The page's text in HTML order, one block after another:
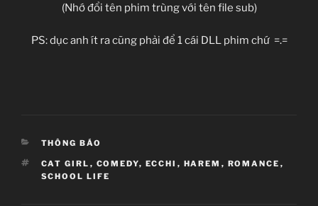
(Nhớ đổi tên phim trùng với tên file sub)
PS: dục anh ít ra cũng phải để 1 cái DLL phim chứ =.=
CATEGORIES
THÔNG BÁO
TAGS
CAT GIRL , COMEDY, ECCHI , HAREM , ROMANCE ,
SCHOOL LIFE